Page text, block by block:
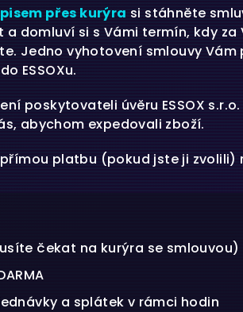
přes kurýra si stáhněte
domluví si s Vámi termín, kdy
Jedno vyhotovení smlouvy
ESSOXu.
poskytovateli úvěru ESSOX
abychom expedovali zboží.
platbu (pokud jste ji
čekat na kurýra se smlouvou)
a splátek v rámci hodin